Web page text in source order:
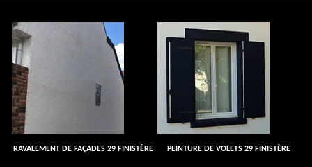
RAVALEMENT DE FAÇADES 29 FINISTÈRE PEINTURE DE VOLETS 29 FINISTÈRE